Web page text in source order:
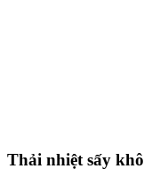
Thải nhiệt sấy khô